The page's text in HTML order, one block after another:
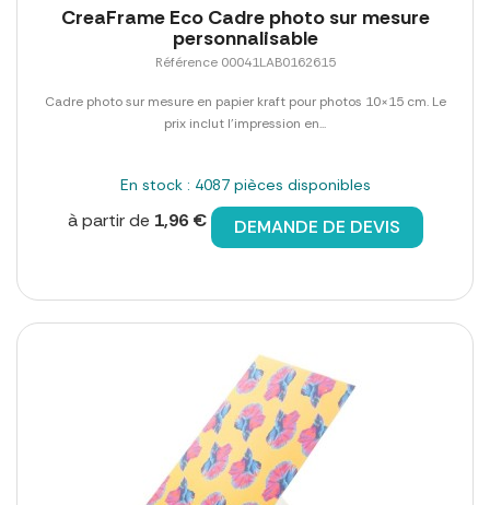
CreaFrame Eco Cadre photo sur mesure
personnalisable
Référence 00041LAB0162615
Cadre photo sur mesure en papier kraft pour photos 10×15 cm. Le
prix inclut l'impression en...
En stock : 4087 pièces disponibles
à partir de 1,96 € DEMANDE DE DEVIS